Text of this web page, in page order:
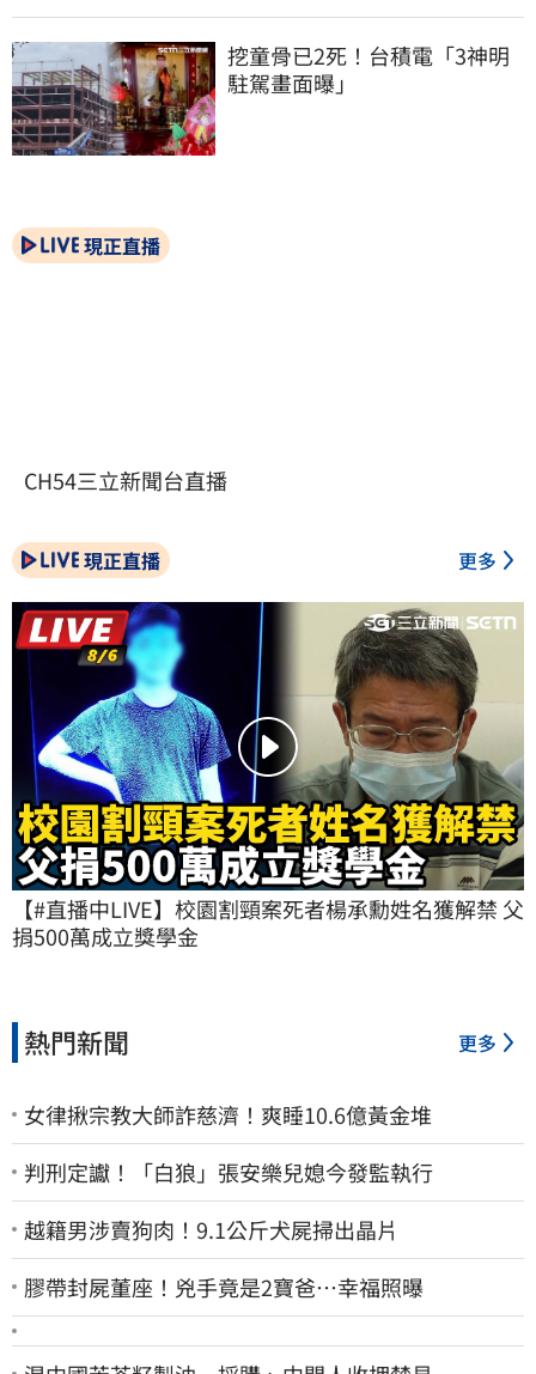
挖童骨已2死！台積電「3神明
駐駕畫面曝」
現正直播
CH54三立新聞台直播
現正直播 更多
【#直播中LIVE】校園割頸案死者楊承勳姓名獲解禁 父
捐500萬成立獎學金
熱門新聞 更多
女律揪宗教大師詐慈濟！爽睡10.6億黃金堆
判刑定讞！「白狼」張安樂兒媳今發監執行
越籍男涉賣狗肉！9.1公斤犬屍掃出晶片
膠帶封屍董座！兇手竟是2寶爸…幸福照曝